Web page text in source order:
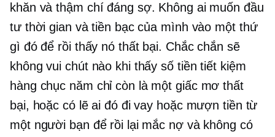
khăn và thậm chí đáng sợ. Không ai muốn đầu
tư thời gian và tiền bạc của mình vào một thứ
gì đó để rồi thấy nó thất bại. Chắc chắn sẽ
không vui chút nào khi thấy số tiền tiết kiệm
hàng chục năm chỉ còn là một giấc mơ thất
bại, hoặc có lẽ ai đó đi vay hoặc mượn tiền từ
một người bạn để rồi lại mắc nợ và không có